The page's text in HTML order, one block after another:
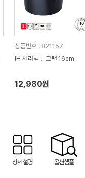
상품번호 : 821157
IH 세라믹 밀크팬 16cm
12,980원
상세설명 옵션샘플